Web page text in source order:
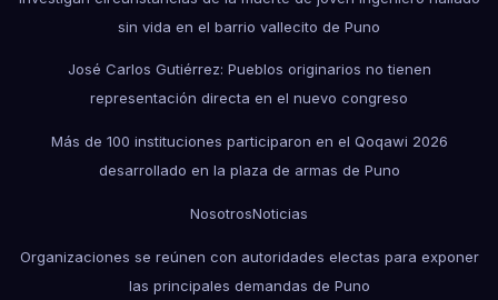
sin vida en el barrio vallecito de Puno
José Carlos Gutiérrez: Pueblos originarios no tienen
representación directa en el nuevo congreso
Más de 100 instituciones participaron en el Qoqawi 2026
desarrollado en la plaza de armas de Puno
NosotrosNoticias
Organizaciones se reúnen con autoridades electas para exponer
las principales demandas de Puno